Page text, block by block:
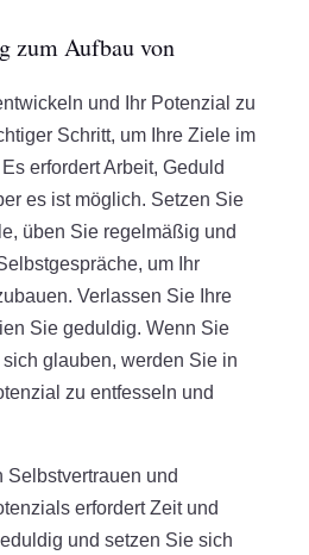
zum Aufbau von
und Ihr Potenzial zu
Schritt, um Ihre Ziele im
erfordert Arbeit, Geduld
es ist möglich. Setzen Sie
üben Sie regelmäßig und
um Ihr
Verlassen Sie Ihre
Sie geduldig. Wenn Sie
glauben, werden Sie in
zu entfesseln und
Selbstvertrauen und
erfordert Zeit und
und setzen Sie sich